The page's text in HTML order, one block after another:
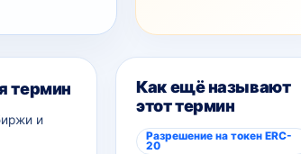
термин
и
Как ещё называют
этот термин
Разрешение на токен ERC-
20